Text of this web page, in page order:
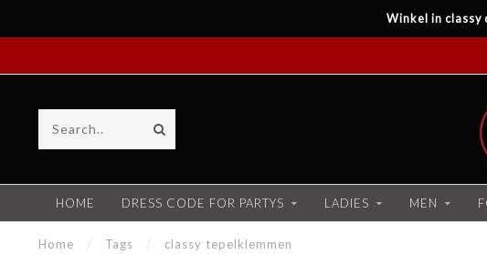
Winkel in classy
HOME DRESS CODE FOR PARTYS LADIES MEN
Home / Tags / classy tepelklemmen